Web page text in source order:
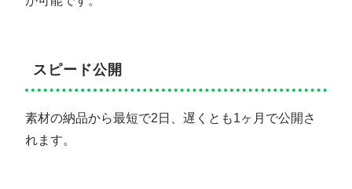
スピード公開
素材の納品から最短で2日、遅くとも1ヶ月で公開さ
れます。